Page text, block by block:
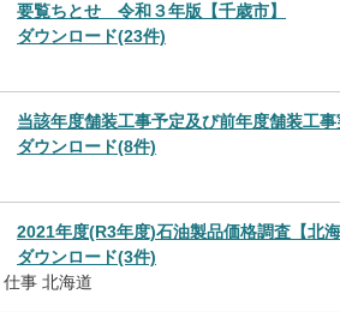
要覧ちとせ 令和３年版【千歳市】
ダウンロード(23件)
当該年度舗装工事予定及び前年度舗装工
ダウンロード(8件)
2021年度(R3年度)石油製品価格調査【北
ダウンロード(3件)
仕事 北海道